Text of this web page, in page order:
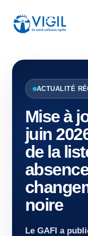
ACTUALITÉ
Mise à
juin
de la
noire
Le GAFI a